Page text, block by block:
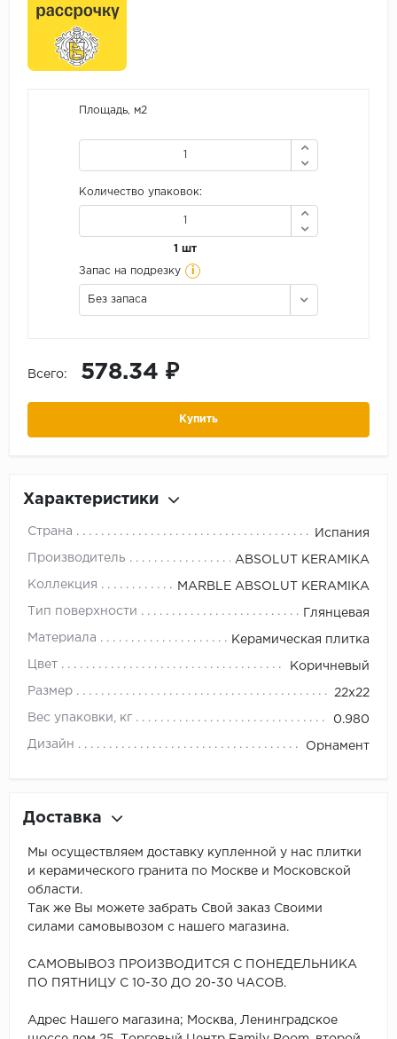
Площадь, м2
Количество упаковок:
1 шт
Запас на подрезку i
Без запаса
Всего: 578.34 ₽
Купить
Характеристики
Страна Испания
Производитель ABSOLUT KERAMIKA
Коллекция MARBLE ABSOLUT KERAMIKA
Тип поверхности Глянцевая
Материала Керамическая плитка
Цвет Коричневый
Размер 22x22
Вес упаковки, кг 0.980
Дизайн Орнамент
Доставка
Мы осуществляем доставку купленной у нас плитки
и керамического гранита по Москве и Московской
области.
Так же Вы можете забрать Свой заказ Своими
силами самовывозом с нашего магазина.
САМОВЫВОЗ ПРОИЗВОДИТСЯ С ПОНЕДЕЛЬНИКА
ПО ПЯТНИЦУ С 10-30 ДО 20-30 ЧАСОВ.
Адрес Нашего магазина; Москва, Ленинградское